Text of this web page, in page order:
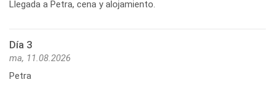
Llegada a Petra, cena y alojamiento.
Día 3
ma, 11.08.2026
Petra